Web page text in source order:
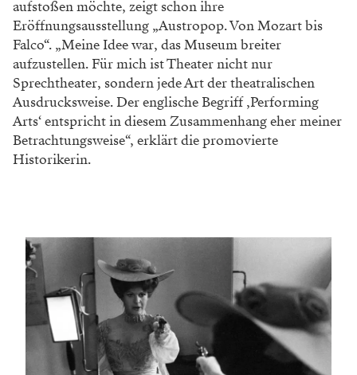
aufstoßen möchte, zeigt schon ihre
Eröffnungsausstellung „Austropop. Von Mozart bis
Falco“. „Meine Idee war, das Museum breiter
aufzustellen. Für mich ist Theater nicht nur
Sprechtheater, sondern jede Art der theatralischen
Ausdrucksweise. Der englische Begriff ‚Performing
Arts‘ entspricht in diesem Zusammenhang eher meiner
Betrachtungsweise“, erklärt die promovierte
Historikerin.